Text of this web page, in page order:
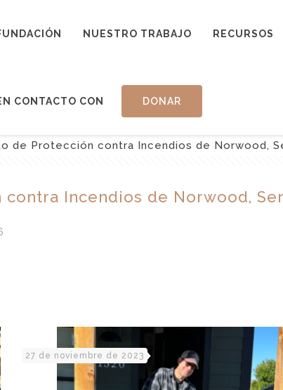
NUESTRO TRABAJO RECURSOS
CONTACTO CON DONAR
de Protección contra Incendios de Norwood,
Incendios de Norwood,
27 de noviembre de 2023